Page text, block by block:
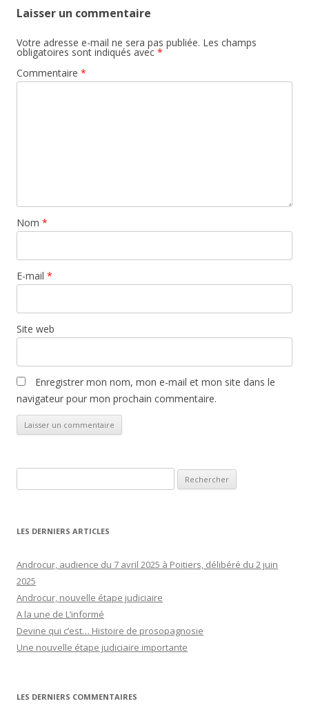
Laisser un commentaire
Votre adresse e-mail ne sera pas publiée. Les champs
obligatoires sont indiqués avec *
Commentaire *
Nom *
E-mail *
Site web
Enregistrer mon nom, mon e-mail et mon site dans le
navigateur pour mon prochain commentaire.
LES DERNIERS ARTICLES
Androcur, audience du 7 avril 2025 à Poitiers, délibéré du 2 juin
2025
Androcur, nouvelle étape judiciaire
A la une de L’informé
Devine qui c’est… Histoire de prosopagnosie
Une nouvelle étape judiciaire importante
LES DERNIERS COMMENTAIRES